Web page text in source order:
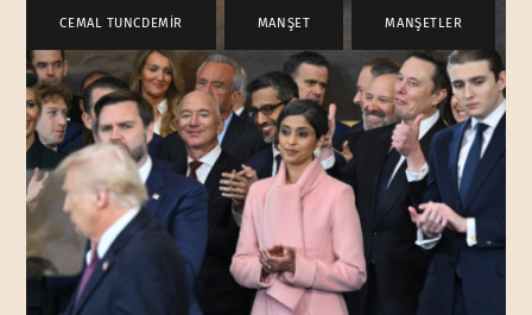
CEMAL TUNCDEMİR MANŞET MANŞETLER